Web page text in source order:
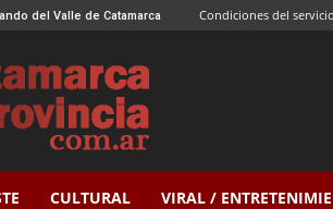
del Valle de Catamarca Condiciones del servicio
CULTURAL VIRAL /